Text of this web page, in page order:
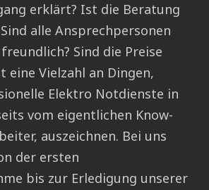
erklärt? Ist die Beratung
alle Ansprechpersonen
Sind die Preise
eine Vielzahl an Dingen,
Elektro Notdienste in
vom eigentlichen Know-
auszeichnen. Bei uns
der ersten
bis zur Erledigung unserer